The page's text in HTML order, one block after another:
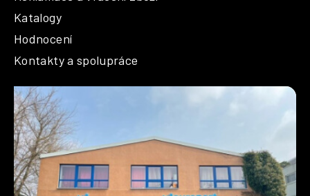
Katalogy
Hodnocení
Kontakty a spolupráce